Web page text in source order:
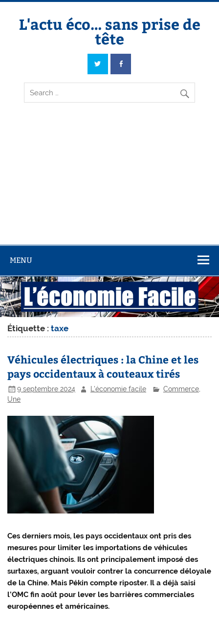
Skip
contentL'actu éco… sans prise de
tête
L'actu éco… sans prise de tête
MENU
Étiquette :taxe
Véhicules électriques : la Chine et les
pays occidentaux à couteaux tirés
9 septembre 2024 L'économie facile Commerce,
Une
Ces derniers mois, les pays occidentaux ont pris des
mesures pour limiter les importations de véhicules
électriques chinois. Ils ont principalement imposé des
surtaxes, arguant vouloir contrer la concurrence déloyale
de la Chine. Mais Pékin compte riposter. Il a déjà saisi
l’OMC fin août pour lever les barrières commerciales
européennes et américaines.